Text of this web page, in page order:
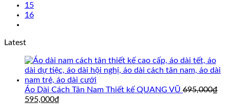
15
16
Latest
Áo Dài Cách Tân Nam Thiết kế QUANG VŨ 695,000₫
Giá
595,000₫